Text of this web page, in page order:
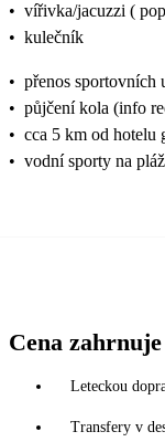
• vířivka/jacuzzi (
• kulečník
• přenos sportovních
• půjčení kola (info
• cca 5 km od hotelu
• vodní sporty na
Cena zahrnuje
Leteckou
Transfery v